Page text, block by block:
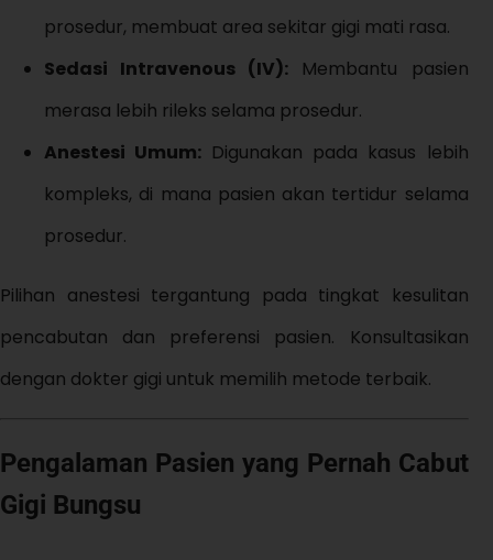
prosedur, membuat area sekitar gigi mati rasa.
Sedasi Intravenous (IV): Membantu pasien
merasa lebih rileks selama prosedur.
Anestesi Umum: Digunakan pada kasus lebih
kompleks, di mana pasien akan tertidur selama
prosedur.
Pilihan anestesi tergantung pada tingkat kesulitan
pencabutan dan preferensi pasien. Konsultasikan
dengan dokter gigi untuk memilih metode terbaik.
Pengalaman Pasien yang Pernah Cabut
Gigi Bungsu